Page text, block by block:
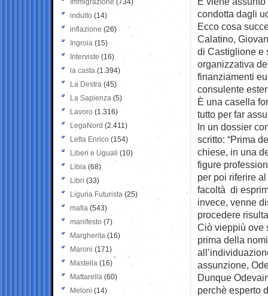
condotta dagli
Ecco cosa
Calatino,
di Castiglione e
organizzativa
finanziamenti
consulente
È una casella
tutto per far
In un dossier
scritto: “Prima
chiese, in una
figure
per poi riferire
facoltà di
invece, venne
procedere
Ciò vieppiù ove
prima della
assunzione,
Dunque
perchè esperto
Immigrazione (734)
indulto (14)
inflazione (26)
Ingroia (15)
Interviste (16)
la casta (1.394)
La Destra (45)
La Sapienza (5)
Lavoro (1.316)
LegaNord (2.411)
Letta Enrico (154)
Liberi e Uguali (10)
Libia (68)
Libri (33)
Liguria Futurista (25)
mafia (543)
manifesto (7)
Margherita (16)
Maroni (171)
Mastella (16)
Mattarella (60)
Meloni (14)